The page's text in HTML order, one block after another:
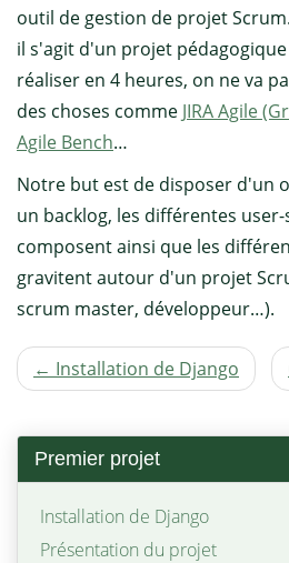
outil de gestion de projet
il s'agit d'un projet
réaliser en 4 heures, on ne va
des choses comme JIRA Agile
Agile Bench…
Notre but est de disposer d'un
un backlog, les différentes
composent ainsi que les
gravitent autour d'un projet
scrum master, développeur…).
← Installation de Django
Premier projet
Installation de Django
Présentation du projet